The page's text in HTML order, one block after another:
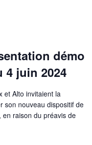
démo
4 juin 2024
et Alto invitaient la
son nouveau dispositif de
raison du préavis de